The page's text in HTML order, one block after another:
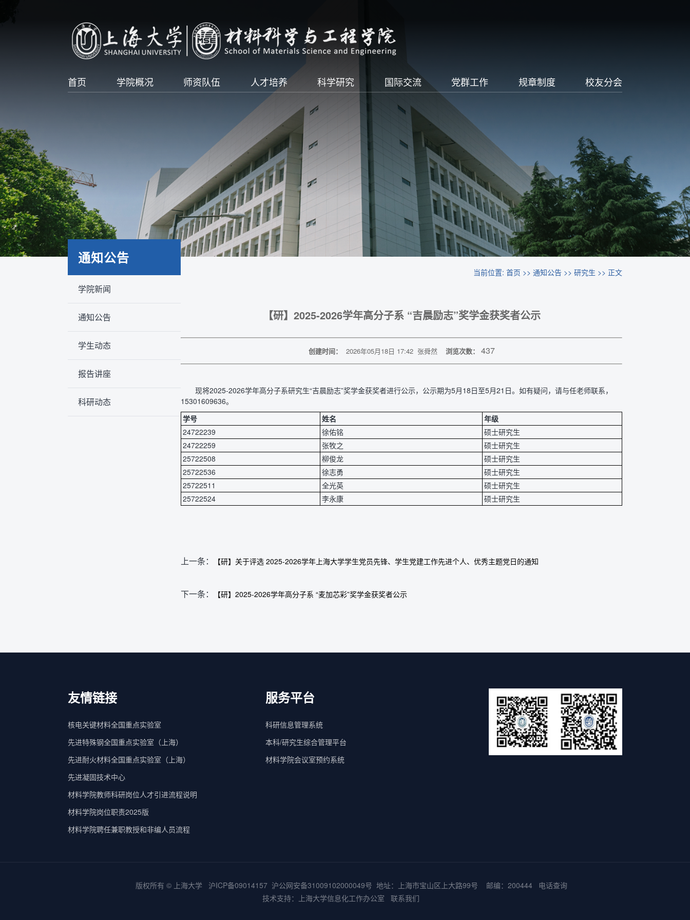
首页 学院概况 师资队伍 人才培养 科学研究 国际交流 党群工作 规章制度 校友分会
通知公告
学院新闻
通知公告
学生动态
报告讲座
科研动态
当前位置: 首页 >> 通知公告 >> 研究生 >> 正文
【研】2025-2026学年高分子系 “吉晨励志”奖学金获奖者公示
创建时间： 2026年05月18日 17:42 张舜然 浏览次数： 437
现将2025-2026学年高分子系研究生“吉晨励志”奖学金获奖者进行公示，公示期为5月18日至5月21日。如有疑问，请与任老师联系，
15301609636。
学号
姓名
年级
24722239
徐佑铭
硕士研究生
24722259
张牧之
硕士研究生
25722508
柳俊龙
硕士研究生
25722536
徐志勇
硕士研究生
25722511
全光英
硕士研究生
25722524
李永康 硕士研究生
上一条： 【研】关于评选 2025-2026学年上海大学学生党员先锋、学生党建工作先进个人、优秀主题党日的通知
下一条： 【研】2025-2026学年高分子系 “麦加芯彩”奖学金获奖者公示
友情链接
核电关键材料全国重点实验室
先进特殊钢全国重点实验室（上海）
先进耐火材料全国重点实验室（上海）
先进凝固技术中心
材料学院教师科研岗位人才引进流程说明
材料学院岗位职责2025版
材料学院聘任兼职教授和非编人员流程
服务平台
科研信息管理系统
本科/研究生综合管理平台
材料学院会议室预约系统
版权所有 ©上海大学 沪ICP备09014157 沪公网安备31009102000049号 地址：上海市宝山区上大路99号 邮编：200444 电话查询
技术支持：
上海大学信息化工作办公室 联系我们